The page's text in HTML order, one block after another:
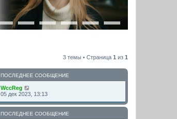
3 темы • Страница 1 из 1
ПОСЛЕДНЕЕ СООБЩЕНИЕ
WccReg
05 дек 2023, 13:13
ПОСЛЕДНЕЕ СООБЩЕНИЕ